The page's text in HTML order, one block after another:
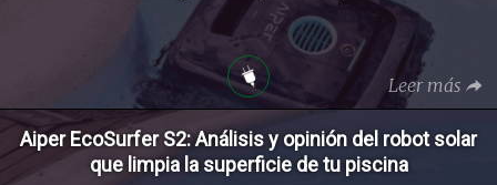
Leer más
Aiper EcoSurfer S2: Análisis y opinión del robot solar
que limpia la superficie de tu piscina